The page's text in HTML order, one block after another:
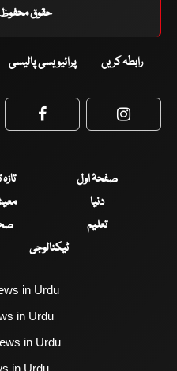
حقوق محفوظ
رابطہ کریں پرائیویسی پالیسی
Facebook
صفحۂ اول
دنیا
تعلیم
ٹیکنالوجی
in Urdu
in Urdu
in Urdu
in Urdu